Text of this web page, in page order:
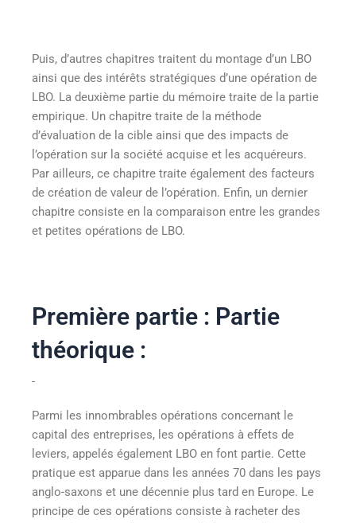
Puis, d’autres chapitres traitent du montage d’un LBO
ainsi que des intérêts stratégiques d’une opération de
LBO. La deuxième partie du mémoire traite de la partie
empirique. Un chapitre traite de la méthode
d’évaluation de la cible ainsi que des impacts de
l’opération sur la société acquise et les acquéreurs.
Par ailleurs, ce chapitre traite également des facteurs
de création de valeur de l’opération. Enfin, un dernier
chapitre consiste en la comparaison entre les grandes
et petites opérations de LBO.
Première partie : Partie
théorique :
Parmi les innombrables opérations concernant le
capital des entreprises, les opérations à effets de
leviers, appelés également LBO en font partie. Cette
pratique est apparue dans les années 70 dans les pays
anglo-saxons et une décennie plus tard en Europe. Le
principe de ces opérations consiste à racheter des